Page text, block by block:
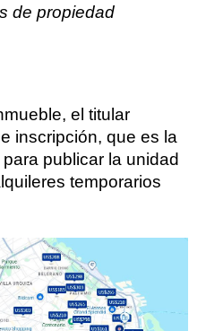
de propiedad
el titular
inscripción, que es la
publicar la unidad
temporarios